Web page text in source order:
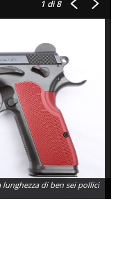
1 di 8
lunghezza di ben sei pollici